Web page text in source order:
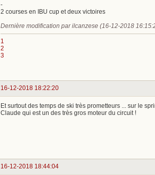
-
2 courses en IBU cup et deux victoires
Dernière modification par ilcanzese (16-12-2018
1
2
3
16-12-2018 18:22:20
Et surtout des temps de ski très prometteurs ... sur le
Claude qui est un des très gros moteur du circuit !
16-12-2018 18:44:04